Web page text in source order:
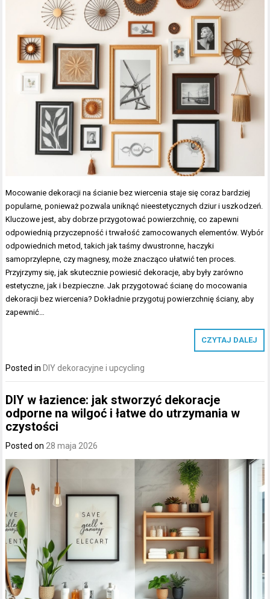
Mocowanie dekoracji na ścianie bez wiercenia staje się coraz bardziej
popularne, ponieważ pozwala uniknąć nieestetycznych dziur i uszkodzeń.
Kluczowe jest, aby dobrze przygotować powierzchnię, co zapewni
odpowiednią przyczepność i trwałość zamocowanych elementów. Wybór
odpowiednich metod, takich jak taśmy dwustronne, haczyki
samoprzylepne, czy magnesy, może znacząco ułatwić ten proces.
Przyjrzymy się, jak skutecznie powiesić dekoracje, aby były zarówno
estetyczne, jak i bezpieczne. Jak przygotować ścianę do mocowania
dekoracji bez wiercenia? Dokładnie przygotuj powierzchnię ściany, aby
zapewnić…
CZYTAJ DALEJ
Posted inDIY dekoracyjne i upcycling
DIY w łazience: jak stworzyć dekoracje
odporne na wilgoć i łatwe do utrzymania w
czystości
Posted on 28 maja 2026